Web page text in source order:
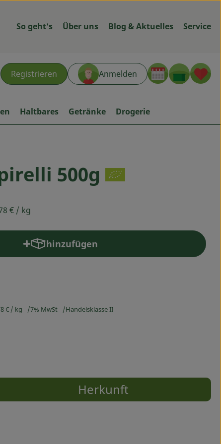
So geht's Über uns Blog & Aktuelles Service
Registrieren Anmelden
Haltbares Getränke Drogerie
500g
€ / kg
hinzufügen
Produkt zum Warenkorb hinzufügen
€ / kg 7% MwSt Handelsklasse II
Herkunft